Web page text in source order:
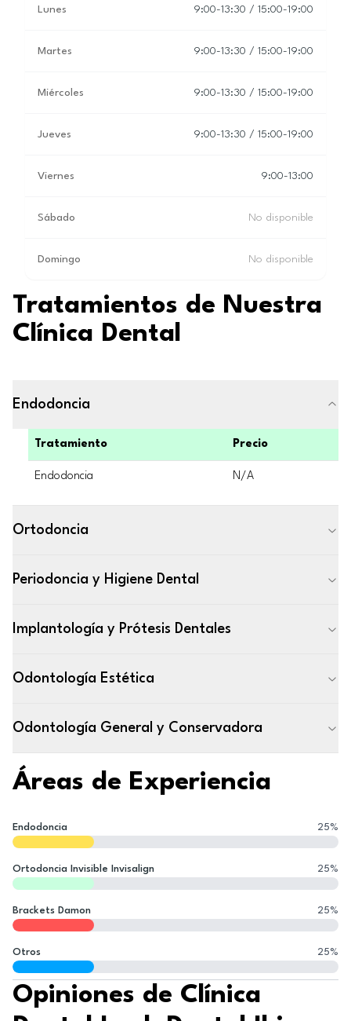
Lunes 9:00-13:30 / 15:00-19:00
Martes 9:00-13:30 / 15:00-19:00
Miércoles 9:00-13:30 / 15:00-19:00
Jueves 9:00-13:30 / 15:00-19:00
Viernes 9:00-13:00
Sábado No disponible
Domingo No disponible
Tratamientos de Nuestra
Clínica Dental
Endodoncia
Tratamiento Precio
Endodoncia N/A
Ortodoncia
Periodoncia y Higiene Dental
Implantología y Prótesis Dentales
Odontología Estética
Odontología General y Conservadora
Áreas de Experiencia
Endodoncia 25%
Ortodoncia Invisible Invisalign 25%
Brackets Damon 25%
Otros 25%
Opiniones de Clínica